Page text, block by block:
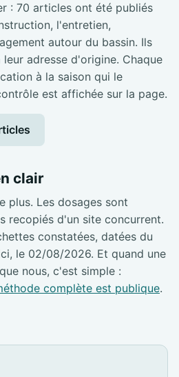
: 70 articles ont été publiés
l'entretien,
autour du bassin. Ils
adresse d'origine. Chaque
à la saison qui le
est affichée sur la page.
clair
plus. Les dosages sont
recopiés d'un site concurrent.
constatées, datées du
le 02/08/2026. Et quand une
nous, c'est simple :
complète est publique.